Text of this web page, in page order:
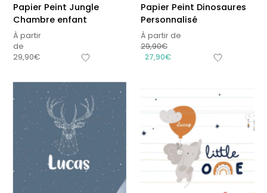
Papier Peint Jungle
Chambre enfant
À partir
de
29,90€
Papier Peint Dinosaures
Personnalisé
À partir de
29,90€
27,90€